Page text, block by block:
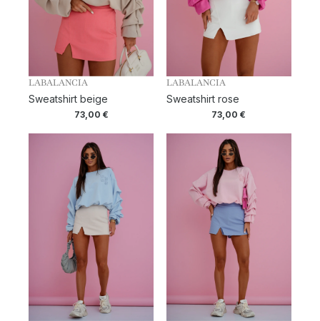
LABALANCIA
Sweatshirt beige
73,00 €
LABALANCIA
Sweatshirt rose
73,00€